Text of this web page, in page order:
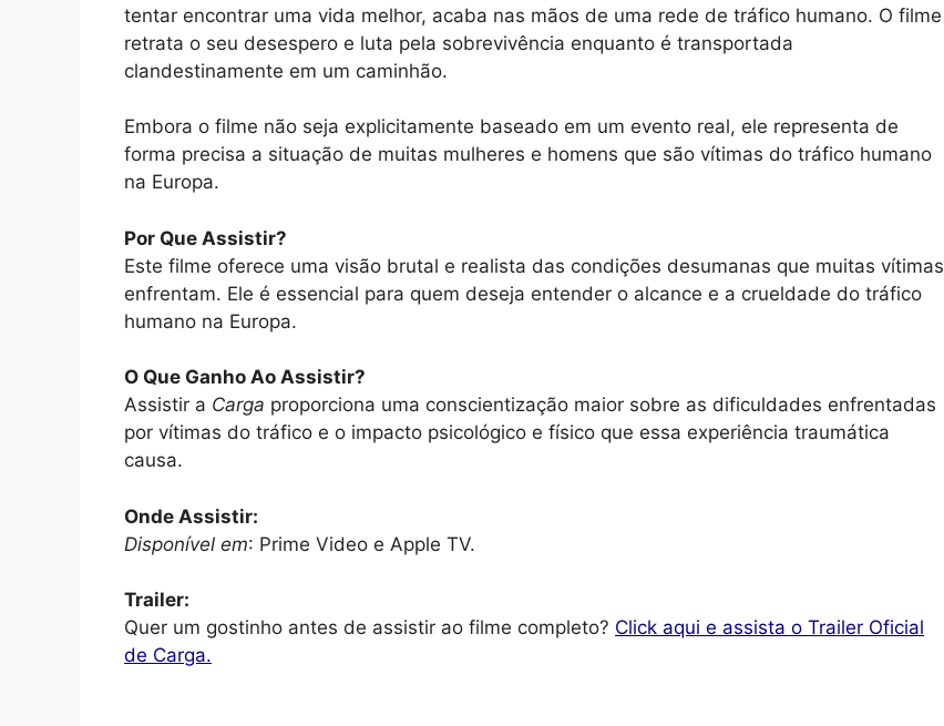
tentar encontrar uma vida melhor, acaba nas mãos de uma rede de tráfico humano. O filme
retrata o seu desespero e luta pela sobrevivência enquanto é transportada
clandestinamente em um caminhão.
Embora o filme não seja explicitamente baseado em um evento real, ele representa de
forma precisa a situação de muitas mulheres e homens que são vítimas do tráfico humano
na Europa.
Por Que Assistir?
Este filme oferece uma visão brutal e realista das condições desumanas que muitas vítimas
enfrentam. Ele é essencial para quem deseja entender o alcance e a crueldade do tráfico
humano na Europa.
O Que Ganho Ao Assistir?
Assistir a Carga proporciona uma conscientização maior sobre as dificuldades enfrentadas
por vítimas do tráfico e o impacto psicológico e físico que essa experiência traumática
causa.
Onde Assistir:
Disponível em: Prime Video e Apple TV.
Trailer:
Quer um gostinho antes de assistir ao filme completo? Click aqui e assista o Trailer Oficial
de Carga.